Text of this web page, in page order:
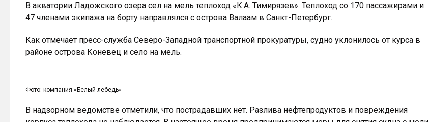
В акватории Ладожского озера сел на мель теплоход «К.А. Тимирязев». Теплоход со 170 пассажирами и
47 членами экипажа на борту направлялся с острова Валаам в Санкт-Петербург.
Как отмечает пресс-служба Северо-Западной транспортной прокуратуры, судно уклонилось от курса в
районе острова Коневец и село на мель.
Фото: компания «Белый лебедь»
В надзорном ведомстве отметили, что пострадавших нет. Разлива нефтепродуктов и повреждения